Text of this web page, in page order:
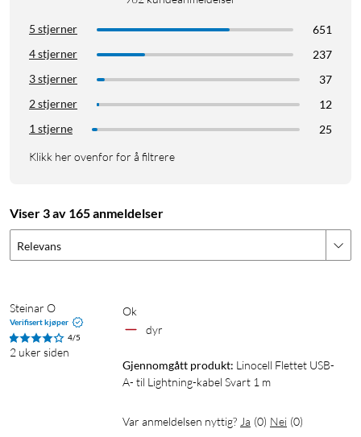
5 stjerner
651
4 stjerner
237
3 stjerner
37
2 stjerner
12
1 stjerne
25
Klikk her ovenfor for å filtrere
Viser 3 av 165 anmeldelser
Relevans
Steinar O
Verifisert kjøper
4/5
2 uker siden
ok
dyr
Gjennomgått produkt: Linocell Flettet USB-
A- til Lightning-kabel Svart 1 m
Var anmeldelsen nyttig? Ja (0) Nei (0)